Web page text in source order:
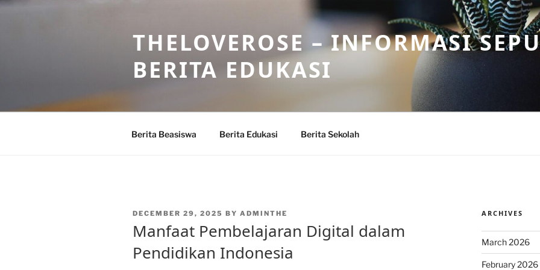
Skip
THELOVEROSE – INFORMASI
BERITA EDUKASI
Berita Beasiswa Berita Edukasi Berita Sekolah
POSTED
DECEMBER 29, 2025 BY ADMINTHE
Manfaat Pembelajaran Digital dalam
Pendidikan Indonesia
ARCHIVES
March 2026
February 2026